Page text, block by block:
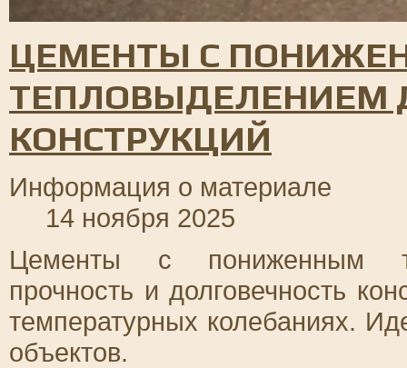
ЦЕМЕНТЫ С
ТЕПЛОВЫДЕЛЕНИЕМ
КОНСТРУКЦИЙ
Информация о материале
14 ноября 2025
Цементы с пониженным
прочность и долговечность
температурных колебаниях.
объектов.